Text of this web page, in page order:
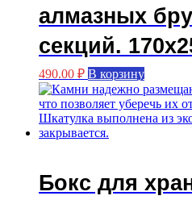
алмазных
секций.
490.00 ₽ В корзину
Бокс для